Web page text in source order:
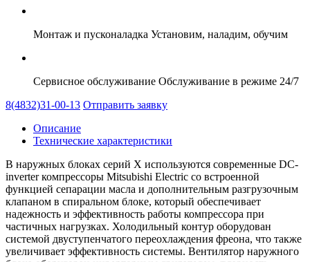
Монтаж и пусконаладка Установим, наладим, обучим
Сервисное обслуживание Обслуживание в режиме 24/7
8(4832)31-00-13 Отправить заявку
Описание
Технические характеристики
В наружных блоках серий Х используются современные DC-
inverter компрессоры Mitsubishi Electric со встроенной
функцией сепарации масла и дополнительным разгрузочным
клапаном в спиральном блоке, который обеспечивает
надежность и эффективность работы компрессора при
частичных нагрузках. Холодильный контур оборудован
системой двуступенчатого переохлаждения фреона, что также
увеличивает эффективность системы. Вентилятор наружного